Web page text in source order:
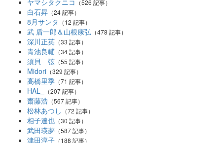
（526 記事）
白石昇 （24 記事）
8月サンタ （12 記事）
武 盾一郎＆山根康弘 （478 記事）
深川正英 （33 記事）
青池良輔 （34 記事）
須貝 弦 （55 記事）
Midori （329 記事）
高橋里季 （71 記事）
HAL_ （207 記事）
齋藤浩 （567 記事）
松林あつし （72 記事）
相子達也 （30 記事）
武田瑛夢 （587 記事）
津田淳子 （188 記事）